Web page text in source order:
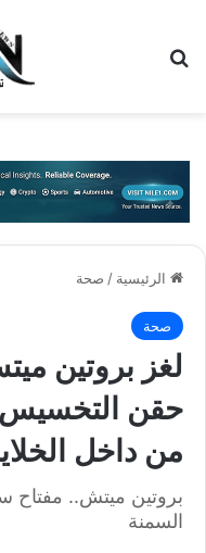
الرئيسية / صحة
صحة
لغز بروتين
حقن التخسيس
من داخل
بروتين ميتش..
السمنة